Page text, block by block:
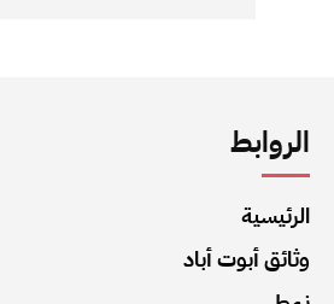
الروابط
الرئيسية
وثائق أبوت أباد